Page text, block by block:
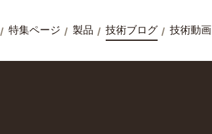
特集ページ 製品 技術ブログ 技術動画